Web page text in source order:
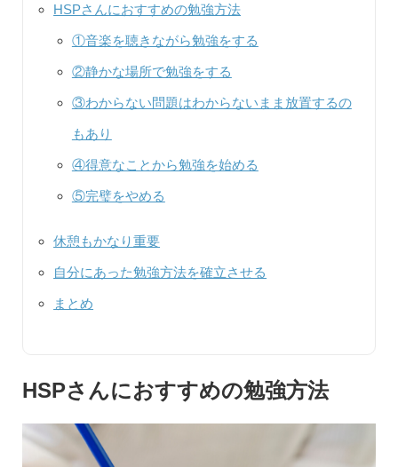
HSPさんにおすすめの勉強方法
①音楽を聴きながら勉強をする
②静かな場所で勉強をする
③わからない問題はわからないまま放置するの
もあり
④得意なことから勉強を始める
⑤完璧をやめる
休憩もかなり重要
自分にあった勉強方法を確立させる
まとめ
HSPさんにおすすめの勉強方法